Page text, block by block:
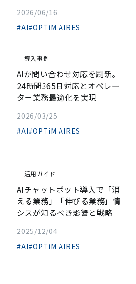
2026/06/16
#AI#OPTiM AIRES
導入事例
AIが問い合わせ対応を刷新。
24時間365日対応とオペレー
ター業務最適化を実現
2026/03/25
#AI#OPTiM AIRES
活用ガイド
AIチャットボット導入で「消
える業務」「伸びる業務」情
シスが知るべき影響と戦略
2025/12/04
#AI#OPTiM AIRES